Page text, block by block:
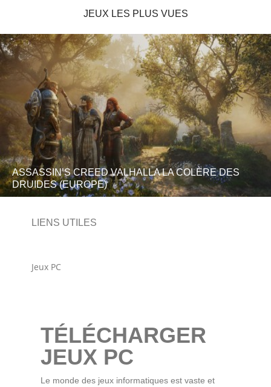
JEUX LES PLUS VUES
ASSASSIN’S CREED VALHALLA LA COLÈRE DES
DRUIDES (EUROPE)
LIENS UTILES
Jeux PC
TÉLÉCHARGER
JEUX PC
Le monde des jeux informatiques est vaste et